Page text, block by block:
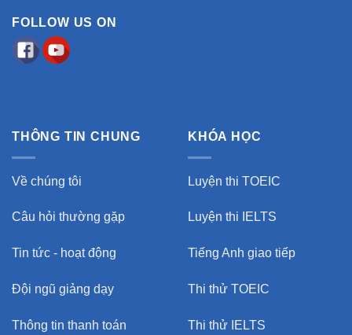
FOLLOW US ON
THÔNG TIN CHUNG
Về chúng tôi
Câu hỏi thường gặp
Tin tức - hoạt động
Đội ngũ giảng dạy
Thông tin thanh toán
KHÓA HỌC
Luyện thi TOEIC
Luyện thi IELTS
Tiếng Anh giao tiếp
Thi thử TOEIC
Thi thử IELTS